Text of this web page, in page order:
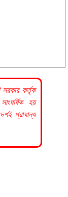
সরকারকর্তৃক
হয়
প্রাধান্য